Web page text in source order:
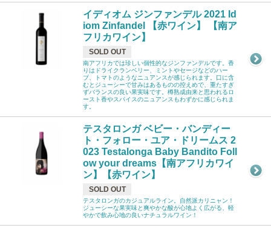
イディオム ジンファンデル 2021 Id
iom Zinfandel 【赤ワイン】 【南ア
フリカワイン】
SOLD OUT
南アフリカでは珍しい個性的なジンファンデルです。香
りはドライクランベリー、ミントやセージなどのハー
ブ、トマトのようなニュアンスが感じられます。口に含
むとジューシーで甘みはあるものの控えめで、重たすぎ
ずバランスの良い果実味です。樽熟成由来と思われるロ
ースト香やスパイスのニュアンスもわずかに感じられま
す。
テスタロンガ ベビー・バンディー
ト・フォロー・ユア・ドリームス 2
023 Testalonga Baby Bandito Foll
ow your dreams【南アフリカワイ
ン】【赤ワイン】
SOLD OUT
テスタロンガのカジュアルライン。自然派カリニャン！
ジューシーな果実味と爽やかな酸が心地よく広がる、軽
やかで飲み心地の良いナチュラルワイン！